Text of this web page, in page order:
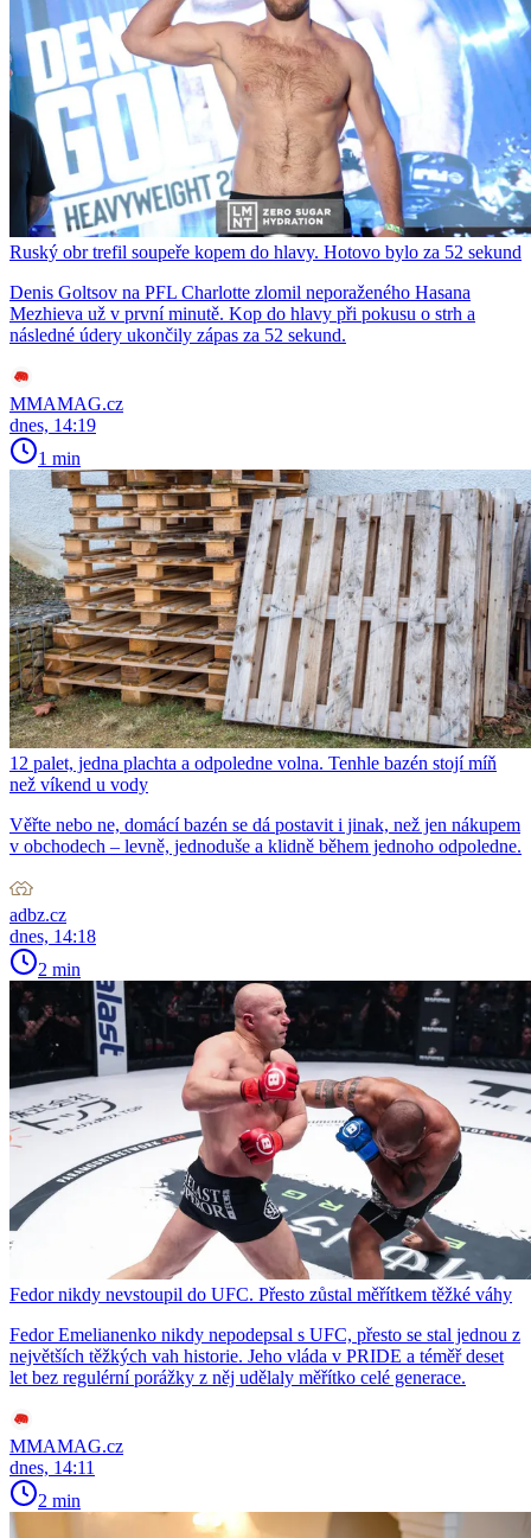
Ruský obr trefil soupeře kopem do hlavy. Hotovo bylo za 52 sekund
Denis Goltsov na PFL Charlotte zlomil neporaženého Hasana
Mezhieva už v první minutě. Kop do hlavy při pokusu o strh a
následné údery ukončily zápas za 52 sekund.
MMAMAG.cz
dnes, 14:19
1 min
12 palet, jedna plachta a odpoledne volna. Tenhle bazén stojí míň
než víkend u vody
Věřte nebo ne, domácí bazén se dá postavit i jinak, než jen nákupem
v obchodech – levně, jednoduše a klidně během jednoho odpoledne.
adbz.cz
dnes, 14:18
2 min
Fedor nikdy nevstoupil do UFC. Přesto zůstal měřítkem těžké váhy
Fedor Emelianenko nikdy nepodepsal s UFC, přesto se stal jednou z
největších těžkých vah historie. Jeho vláda v PRIDE a téměř deset
let bez regulérní porážky z něj udělaly měřítko celé generace.
MMAMAG.cz
dnes, 14:11
2 min